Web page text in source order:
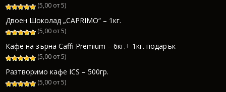
(5,00 от 5)
Двоен Шоколад „CAPRIMO“ – 1кг.
(5,00 от 5)
Кафе на зърна Caffi Premium – 6кг.+ 1кг. подарък
(5,00 от 5)
Разтворимо кафе ICS – 500гр.
(5,00 от 5)